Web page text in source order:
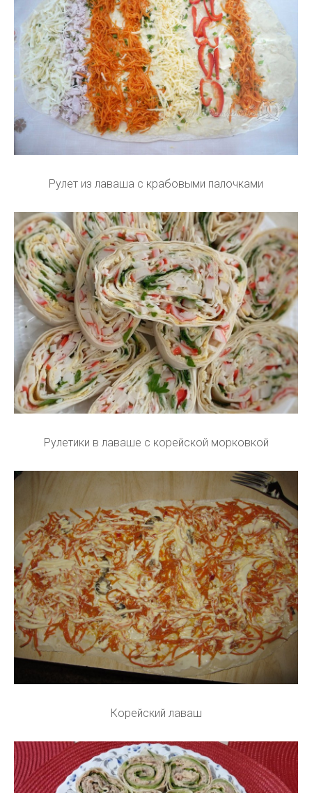
Рулет из лаваша с крабовыми палочками
Рулетики в лаваше с корейской морковкой
Корейский лаваш